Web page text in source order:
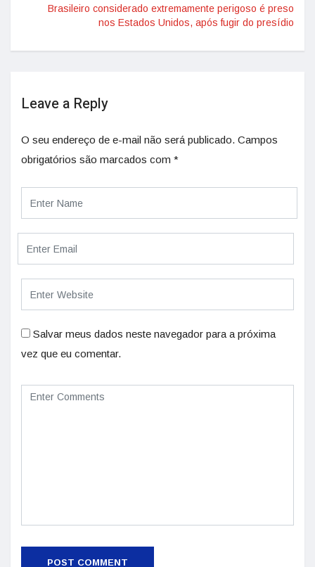
Brasileiro considerado extremamente perigoso é preso
nos Estados Unidos, após fugir do presídio
Leave a Reply
O seu endereço de e-mail não será publicado. Campos
obrigatórios são marcados com *
Salvar meus dados neste navegador para a próxima
vez que eu comentar.